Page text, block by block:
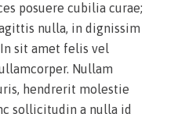
posuere cubilia curae;
nulla, in dignissim
sit amet felis vel
Nullam
hendrerit molestie
sollicitudin a nulla id